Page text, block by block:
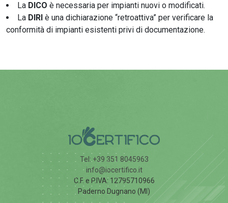
La DICO è necessaria per impianti nuovi o modificati.
La DIRI è una dichiarazione “retroattiva” per verificare la
conformità di impianti esistenti privi di documentazione.
Tel: +39 351 8045963
info@iocertifico.it
C.F. e P.IVA: 12795710966
Paderno Dugnano (MI)